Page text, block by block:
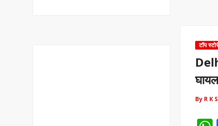
टॉप
घायल
By R K